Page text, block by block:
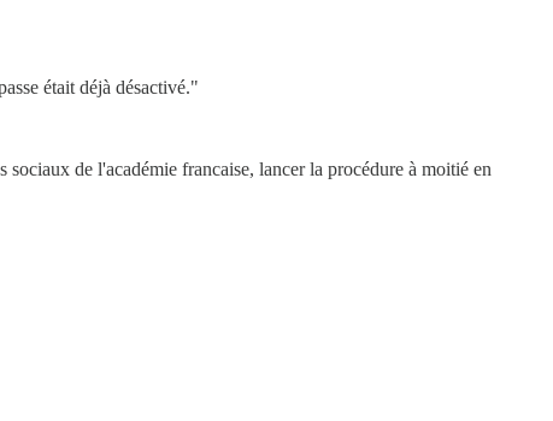
était déjà désactivé."
de l'académie francaise, lancer la procédure à moitié en